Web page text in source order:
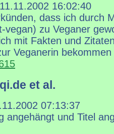
11.11.2002 16:02:40
dass ich durch
vegan) zu Veganer
mit Fakten und
Veganerin
et al.
07:13:37
angehängt und Titel